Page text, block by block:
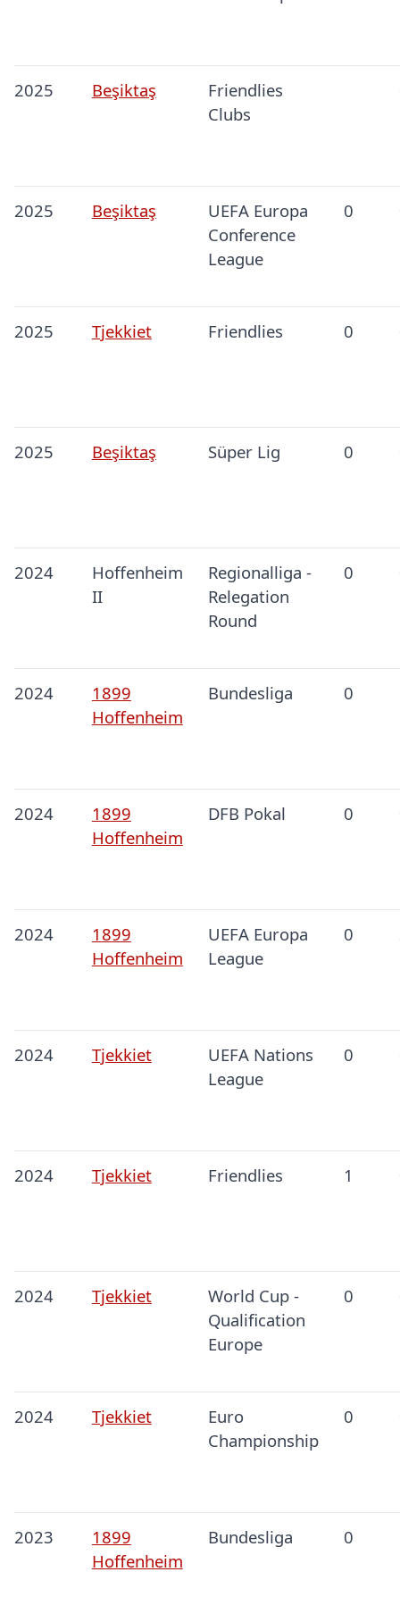
2025 Beşiktaş
Friendlies
Clubs
2025 Beşiktaş
UEFA Europa
Conference
League
0
2025 Tjekkiet Friendlies 0
2025 Beşiktaş Süper Lig 0
2024
Hoffenheim
II
Regionalliga -
Relegation
Round
0
2024
1899
Hoffenheim
Bundesliga 0
2024
1899
Hoffenheim
DFB Pokal 0
2024
1899
Hoffenheim
UEFA Europa
League
0
2024 Tjekkiet
UEFA Nations
League
0
2024 Tjekkiet Friendlies 1
2024 Tjekkiet
World Cup -
Qualification
Europe
0
2024 Tjekkiet
Euro
Championship
0
2023
1899
Hoffenheim
Bundesliga 0